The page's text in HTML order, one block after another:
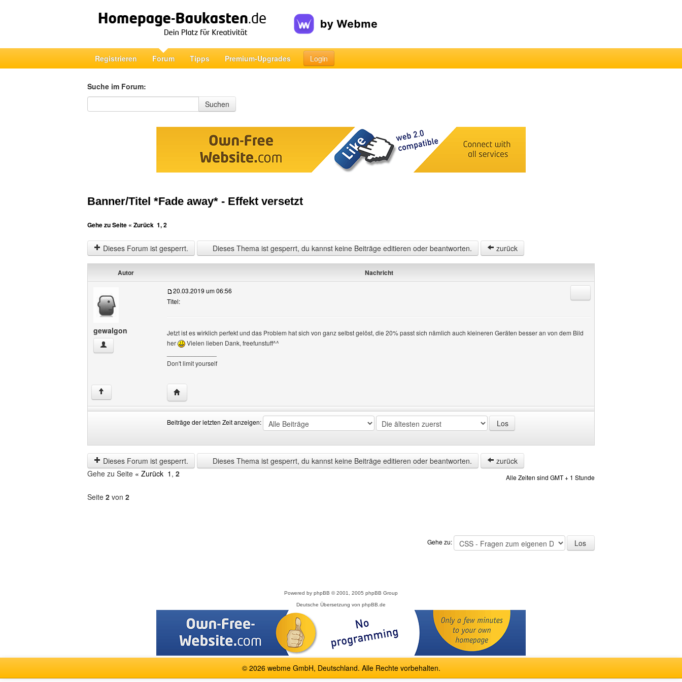
Registrieren Forum Tipps Premium-Upgrades Login
Suche im Forum:
Suche im Forum
Suchen
Banner/Titel *Fade away* - Effekt versetzt
Gehe zu Seite « Zurück 1,2
Dieses Forum ist gesperrt. Dieses Thema ist gesperrt, du kannst keine Beiträge editieren oder beantworten. zurück
Autor Nachricht
gewalgon
gewalgon Benutzer-Profile anzeigen
20.03.2019 um 06:56
Titel:
Jetzt ist es wirklich perfekt und das Problem hat sich von ganz selbst gelöst, die 20% passt sich nämlich auch kleineren Geräten besser an von dem Bild
her
Vielen lieben Dank, freefunstuff^^
Don't limit yourself
↑ Website dieses Benutzers besuchen: gewalgon
Beiträge der letzten Zeit anzeigen:
der
letzten
Zeit
anzeigen
by
Dieses Forum ist gesperrt.
Dieses Thema ist gesperrt, du kannst keine Beiträge editieren oder beantworten. zurück
Alle Zeiten sind GMT + 1 Stunde
Gehe zu Seite « Zurück 1 , 2
Seite 2 von 2
Gehe zu:
Powered by phpBB © 2001, 2005 phpBB Group
Deutsche Übersetzung von phpBB.de
© 2026 webme GmbH, Deutschland. Alle Rechte vorbehalten.